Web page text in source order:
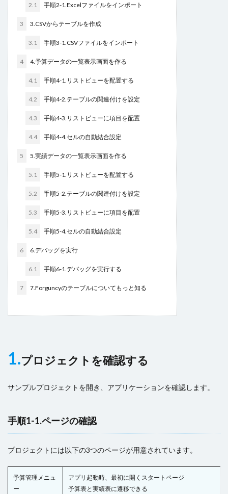
2.1 手順2-1.Excelファイルをインポート
3 3.CSVからテーブルを作成
3.1 手順3-1.CSVファイルをインポート
4 4.予算データの一覧表示画面を作る
4.1 手順4-1.リストビューを配置する
4.2 手順4-2.テーブルの関連付けを設定
4.3 手順4-3.リストビューに項目を配置
4.4 手順4-4.セルの自動結合設定
5 5.実績データの一覧表示画面を作る
5.1 手順5-1.リストビューを配置する
5.2 手順5-2.テーブルの関連付けを設定
5.3 手順5-3.リストビューに項目を配置
5.4 手順5-4.セルの自動結合設定
6 6.デバッグを実行
6.1 手順6-1.デバッグを実行する
7 7.Forguncyのテーブルについてもっと知る
1.プロジェクトを確認する
サンプルプロジェクトを開き、アプリケーションを確認します。
手順1-1.ページの確認
プロジェクトには以下の3つのページが用意されています。
予算管理メニュ
ー
アプリ起動時、最初に開くスタートページ
予算表と実績表に遷移できる
数式
数式フィールド 文字種の制限
日付型セル
書式設定
詳細リストビューとして設定
詳細リストビューの設定
販売目標管理
関数
集計フィールド
始め方